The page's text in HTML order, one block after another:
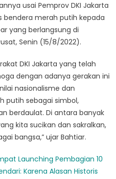
usai Pemprov DKI Jakarta
bendera merah putih kepada
yang berlangsung di
Senin (15/8/2022).
DKI Jakarta yang telah
dengan adanya gerakan ini
nasionalisme dan
putih sebagai simbol,
berdaulat. Di antara banyak
kita sucikan dan sakralkan,
bangsa,” ujar Bahtiar.
Launching Pembagian 10
Karena Alasan Historis